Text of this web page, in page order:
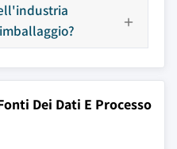
Dei Dati E Processo